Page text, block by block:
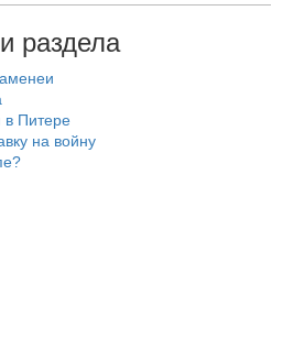
раздела
в Питере
на войну